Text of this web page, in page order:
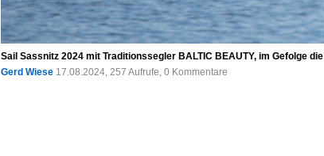
Sail Sassnitz 2024 mit Traditionssegler BALTIC BEAUTY, im Gefolge
Gerd Wiese 17.08.2024, 257 Aufrufe, 0 Kommentare